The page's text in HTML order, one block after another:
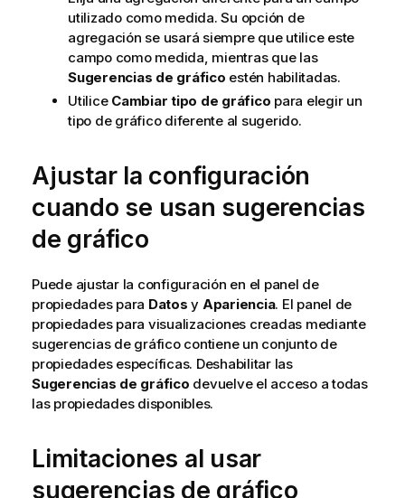
utilizado como medida. Su opción de
agregación se usará siempre que utilice este
campo como medida, mientras que las
Sugerencias de gráfico estén habilitadas.
Utilice Cambiar tipo de gráfico para elegir un
tipo de gráfico diferente al sugerido.
Ajustar la configuración
cuando se usan sugerencias
de gráfico
Puede ajustar la configuración en el panel de
propiedades para Datos y Apariencia. El panel de
propiedades para visualizaciones creadas mediante
sugerencias de gráfico contiene un conjunto de
propiedades específicas. Deshabilitar las
Sugerencias de gráfico devuelve el acceso a todas
las propiedades disponibles.
Limitaciones al usar
sugerencias de gráfico